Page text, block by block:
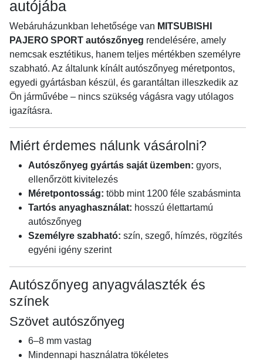
autójába
Webáruházunkban lehetősége van MITSUBISHI
PAJERO SPORT autószőnyeg rendelésére, amely
nemcsak esztétikus, hanem teljes mértékben személyre
szabható. Az általunk kínált autószőnyeg méretpontos,
egyedi gyártásban készül, és garantáltan illeszkedik az
Ön járművébe – nincs szükség vágásra vagy utólagos
igazításra.
Miért érdemes nálunk vásárolni?
Autószőnyeg gyártás saját üzemben: gyors,
ellenőrzött kivitelezés
Méretpontosság: több mint 1200 féle szabásminta
Tartós anyaghasználat: hosszú élettartamú
autószőnyeg
Személyre szabható: szín, szegő, hímzés, rögzítés
egyéni igény szerint
Autószőnyeg anyagválaszték és
színek
Szövet autószőnyeg
6–8 mm vastag
Mindennapi használatra tökéletes